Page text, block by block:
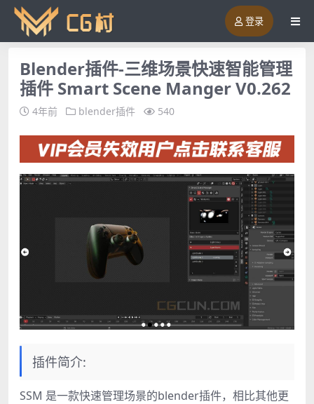
登录
Blender插件-三维场景快速智能管理
插件 Smart Scene Manger V0.262
4年前 blender插件 540
插件简介:
SSM 是一款快速管理场景的blender插件，相比其他更